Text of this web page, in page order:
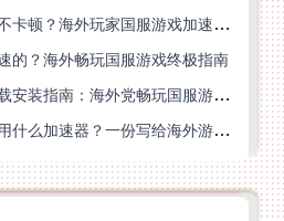
巴西怎么玩新笑傲江湖不卡顿？海外玩家国服游戏加速终极指南（附猫和老鼠一梦江湖实测）
的？海外畅玩国服游戏终极指南
足球世界国外加速器下载安装指南：海外党畅玩国服游戏的终极解决方案
国外玩合金弹头：觉醒用什么加速器？一份写给海外游子的畅玩指南